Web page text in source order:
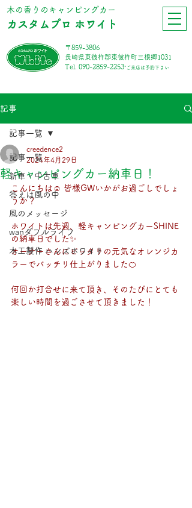
​木の香りのキャンピングカー
カスタムプロ ホワイト
〒859-3806
長崎県東彼杵郡東彼杵町三根郷1031
Tel. 090-2859-2253*ご来店は予約下さい
記事
記事一覧
新車・中古車
答えは風の中
風のメッセージ
wanダフルライフ
木工製作 ハンズホワイト
記事一覧
軽キャンピングカー納車日！
creedence2
2024年4月29日
こんにちは☺ 皆様GWいかがお過ごしでしょ
うか？
ホワイトは先週、軽キャンピングカーSHINE
の納車日でした✨
オーナーさんにピッタリの元気なオレンジカ
ラーでバッチリ仕上がりました🍊
何回か打合せに来て頂き、そのたびにとても
楽しい時間を過ごさせて頂きました！